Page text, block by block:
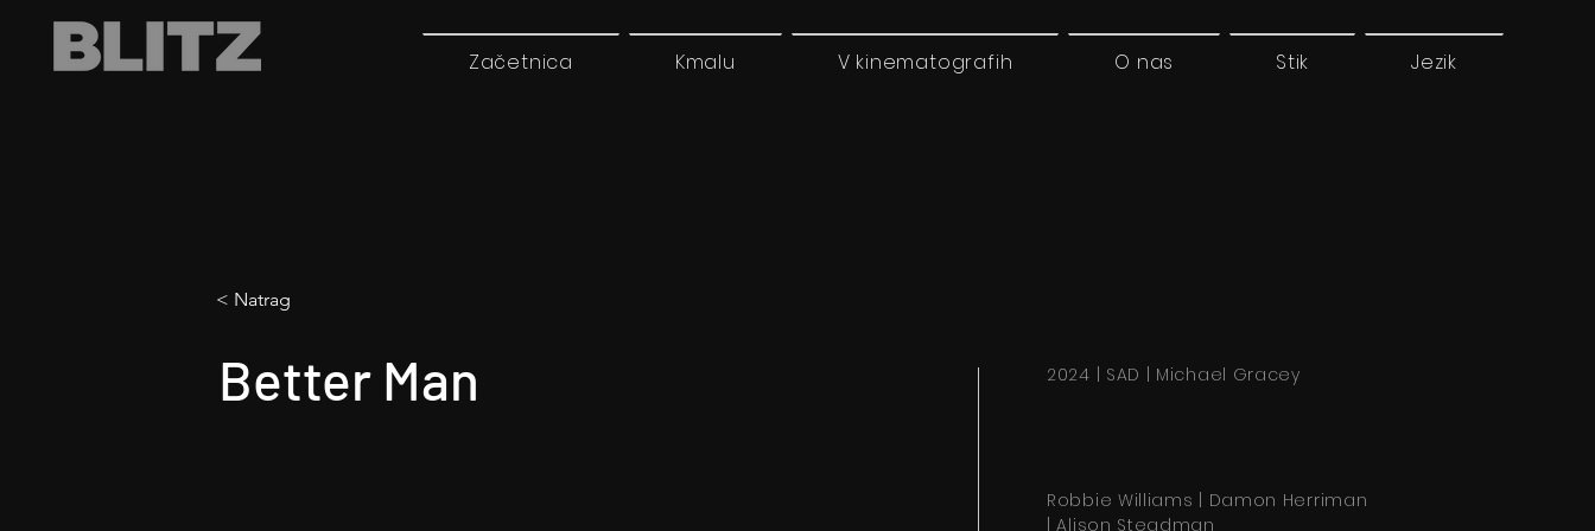
Začetnica Kmalu V kinematografih O nas Stik Jezik
< Natrag
Better Man 2024 | SAD | Michael Gracey
Robbie Williams | Damon Herriman
| Alison Steadman